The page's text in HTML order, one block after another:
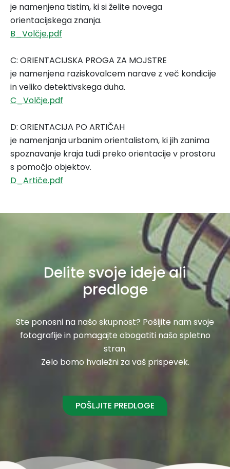
je namenjena tistim, ki si želite novega
orientacijskega znanja.
B_Volčje.pdf
C: ORIENTACIJSKA PROGA ZA MOJSTRE
je namenjena raziskovalcem narave z več kondicije
in veliko detektivskega duha.
C_Volčje.pdf
D: ORIENTACIJA PO ARTIČAH
je namenjanja urbanim orientalistom, ki jih zanima
spoznavanje kraja tudi preko orientacije v prostoru
s pomočjo objektov.
D_Artiče.pdf
Delite svoje ideje ali
predloge
Ste ponosni na našo skupnost? Pošljite nam svoje
fotografije in pomagajte obogatiti našo spletno
stran.
Zelo bomo hvaležni za vaš prispevek.
POŠLJITE PREDLOGE